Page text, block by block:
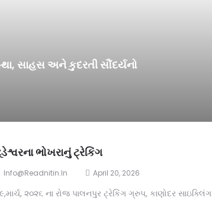
સાહસ અને કુદરતી સૌંદર્યનો
ભોખરાનું ટ્રેકિંગ
Info@readnitin.in April 20, 2026
૨૦૨૬ ના રોજ પાલનપુર ટ્રેકિંગ ગ્રુપ, કાણોદર સાઇક્લિંગ